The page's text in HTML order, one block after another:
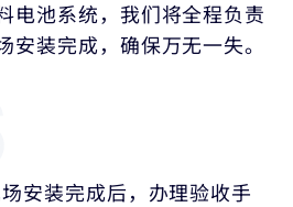
电池系统， 我们将全程负责
安装完成， 确保万无一失。
安装完成后，办理验收手